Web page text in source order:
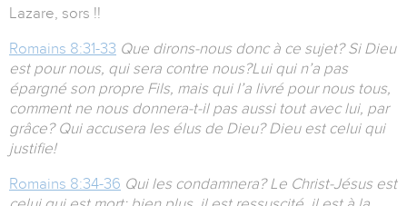
Lazare, sors !!
Romains 8:31-33 Que dirons-nous donc à ce sujet? Si Dieu
est pour nous, qui sera contre nous?Lui qui n’a pas
épargné son propre Fils, mais qui l’a livré pour nous tous,
comment ne nous donnera-t-il pas aussi tout avec lui, par
grâce? Qui accusera les élus de Dieu? Dieu est celui qui
justifie!
Romains 8:34-36 Qui les condamnera? Le Christ-Jésus est